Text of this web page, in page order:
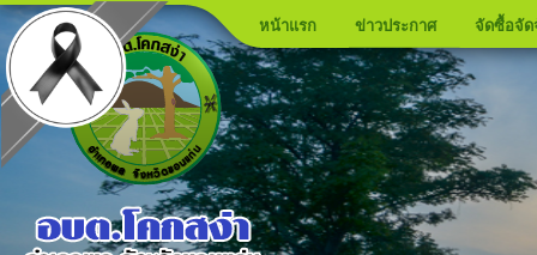
หน้าแรก ข่าวประกาศ จัดซื้อจัด